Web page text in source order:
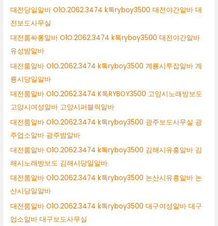
대전당일알바 O1O.2062.3474 k톡ryboy3500 대전야간알바 대
전보도사무실
대전룸싸롱알바 O1O.2062.3474 k톡ryboy3500 대전야간알바
유성밤알바
대전룸알바 O1O.2062.3474 k톡ryboy3500 계룡시투잡알바 계
룡시당일알바
대전룸알바 O1O.2062.3474 K톡RYBOY3500 고양시노래방보도
고양시여성알바 고양시퍼블릭알바
대전룸알바 O1O.2062.3474 k톡ryboy3500 광주보도사무실 광
주업소알바 광주밤알바
대전룸알바 O1O.2062.3474 k톡ryboy3500 김해시유흥알바 김
해시노래방보도 김해시당일알바
대전룸알바 O1O.2062.3474 k톡ryboy3500 논산시유흥알바 논
산시당일알바
대전룸알바 O1O.2062.3474 k톡ryboy3500 대구여성알바 대구
업소알바 대구보도사무실